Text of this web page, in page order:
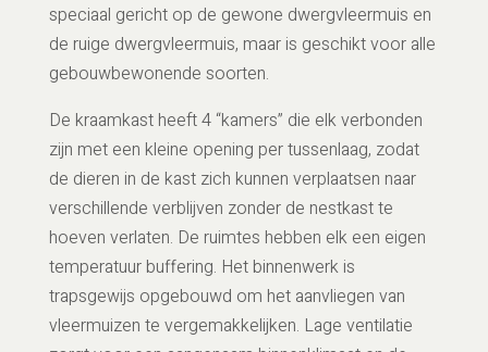
speciaal gericht op de gewone dwergvleermuis en
de ruige dwergvleermuis, maar is geschikt voor alle
gebouwbewonende soorten.
De kraamkast heeft 4 “kamers” die elk verbonden
zijn met een kleine opening per tussenlaag, zodat
de dieren in de kast zich kunnen verplaatsen naar
verschillende verblijven zonder de nestkast te
hoeven verlaten. De ruimtes hebben elk een eigen
temperatuur buffering. Het binnenwerk is
trapsgewijs opgebouwd om het aanvliegen van
vleermuizen te vergemakkelijken. Lage ventilatie